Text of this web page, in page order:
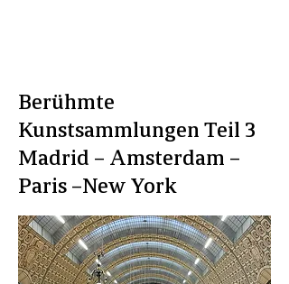
Berühmte
Kunstsammlungen Teil 3
Madrid – Amsterdam –
Paris –New York